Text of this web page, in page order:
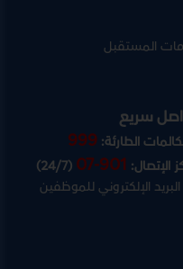
المستقبل
سريع
الطارئة:999
الإتصال:07-901
(24/7)
الإلكتروني للموظفين